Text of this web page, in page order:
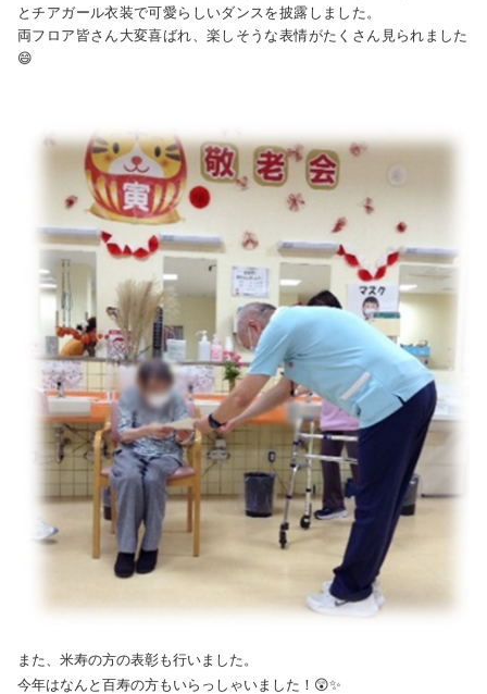
とチアガール衣装で可愛らしいダンスを披露しました。
両フロア皆さん大変喜ばれ、楽しそうな表情がたくさん見られました
😄
また、米寿の方の表彰も行いました。
今年はなんと百寿の方もいらっしゃいました！😲✨